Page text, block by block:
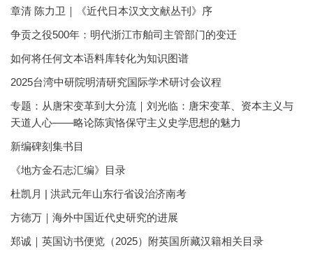
章清 陈力卫｜《近代日本汉文文献丛刊》序
争贡之役500年：明代浙江市舶司主管部门的变迁
如何将任何文本语料库转化为知识图谱
2025台湾中研院明清研究国际学术研讨会议程
专题：从唐宋变革到大分流｜刘光临：唐宋变革、资本主义与
天道人心——略论陈寅恪保守主义史学思想的魅力
新编碑刻集书目
《地方金石志汇编》目录
杜凯月 | 洪武元年山东行省设治济南考
方徳万｜海外中国近代史研究的进展
郑诚｜英国访书便览（2025）附英国所藏汉籍相关目录